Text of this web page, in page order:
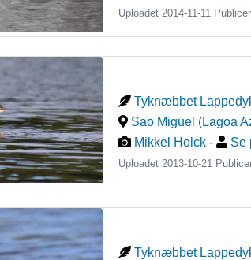
Uploadet 2014-11-11
Tyknæbbet
Sao Miguel (Lagoa
Mikkel Holck - Se
Uploadet 2013-10-21
Tyknæbbet